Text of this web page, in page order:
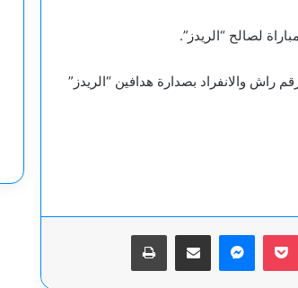
والانفراد بصدارة هدافين “الريدز”
‫Pocketماسنجرمشاركة عبر البريد طباعة